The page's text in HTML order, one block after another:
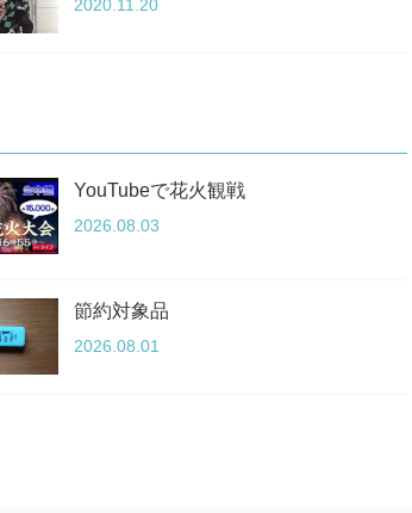
2020.11.20
YouTubeで花火観戦
2026.08.03
節約対象品
2026.08.01